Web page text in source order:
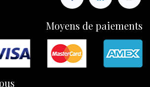
Moyens de paiements